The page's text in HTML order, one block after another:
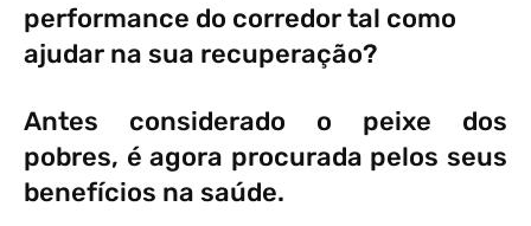
performance do corredor tal como
ajudar na sua recuperação?
Antes considerado o peixe dos
pobres, é agora procurada pelos seus
benefícios na saúde.